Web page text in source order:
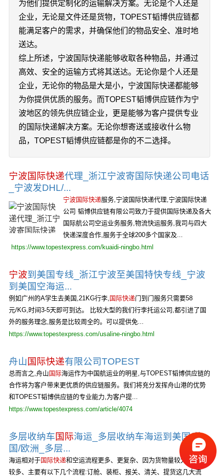
为他们提供定制化的运输解决方案。无论是个人还是
企业，无论是文件还是货物，TOPEST韬博供应链都
能满足客户的需求，并确保他们的物品安全、准时地
送达。
综上所述，宁波国际快递能够收取各种物品，并通过
高效、安全的运输方式将其送达。无论你是个人还是
企业，无论你的物品是大是小，宁波国际快递都能够
为你提供优质的服务。而TOPEST韬博供应链作为宁
波地区的领先供应链企业，更是能够为客户提供专业
的国际快递解决方案。无论你想寄送或接收什么物
品，TOPEST韬博供应链都是你的不二选择。
宁波国际快递代理_浙江宁波寄国际快递公司电话
_宁波发DHL/...
宁波国际快递服务,宁波国际快递代理,宁波国际快递
公司 韬博供应链有限公司致力于提供国际快递及各大
国际航公司空运业务服务,物流快运服务,我司与四大
快递深度合作,服务于全球200多个国家及...
https://www.topestexpress.com/kuaidi-ningbo.html
宁波到美国专线_浙江宁波至美国特快专线_宁波
到美国空海运...
例如广州的A学生去美国,21KG行李, 国际快递门到门服务只需要58
元/KG,时间3-5天即可到达。 比较大型的我们行李托运公司,都引进了国
外的服务理念,服务是比较周全的。可以提供免...
https://www.topestexpress.com/usaline-ningbo.html
舟山 国际快递有限公司TOPEST
总而言之,舟山 国际海运作为中国航运业的明星,与TOPEST韬博供应链的
合作将为客户带来更优质的供应链服务。我们将充分发挥舟山港的优势
和TOPEST韬博供应链的专业能力,为客户提...
https://www.topestexpress.com/article/4074
多层收纳车国际海运_多层收纳车海运到美国/英
国/欧洲_多层...
海运相对于国际快递和空运流程更多、更复杂、因为货物量较大、品类
较多、主要有以下几个流程:订舱、装柜、报关、清关、提货这几大流